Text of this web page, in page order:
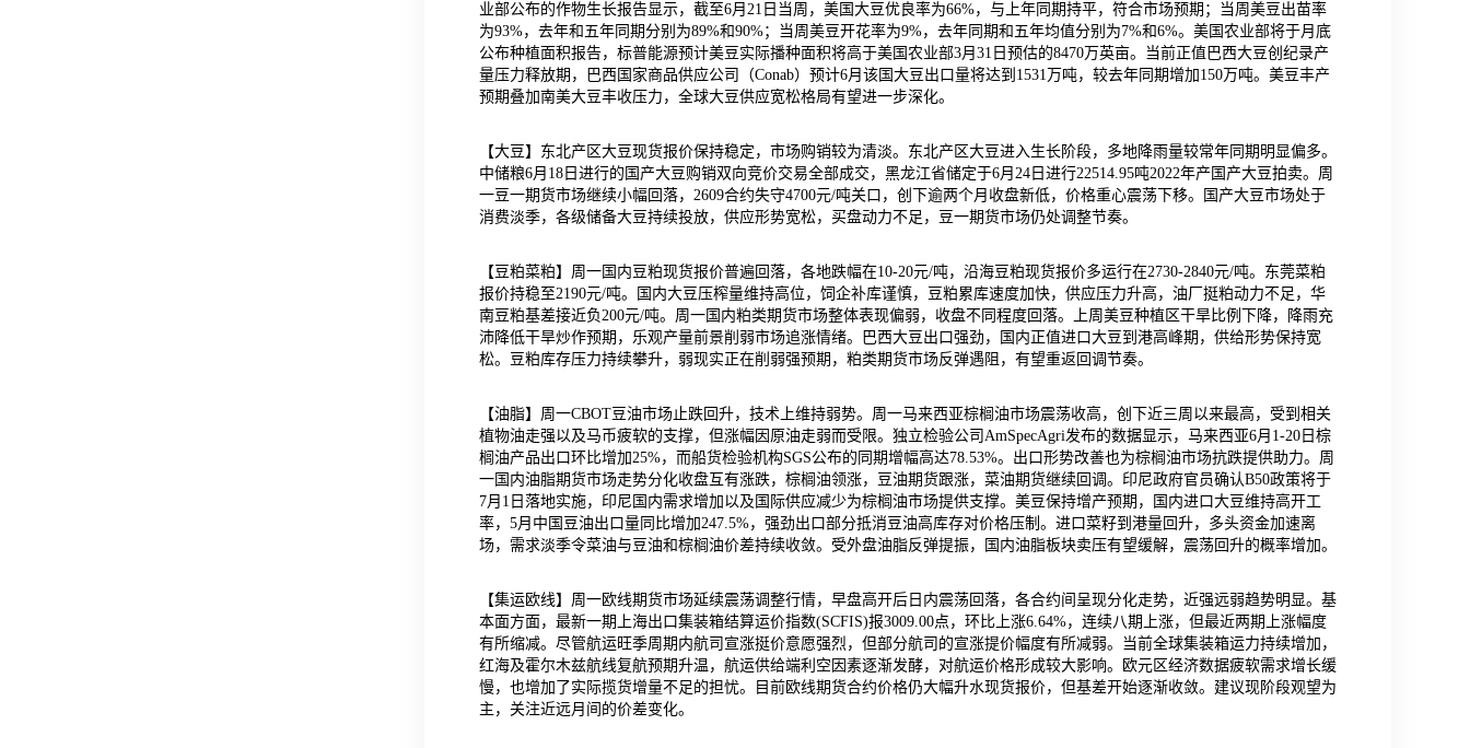
业部公布的作物生长报告显示，截至6月21日当周，美国大豆优良率为66%，与上年同期持平，符合市场预期；当周美豆出苗率
为93%，去年和五年同期分别为89%和90%；当周美豆开花率为9%，去年同期和五年均值分别为7%和6%。美国农业部将于月底
公布种植面积报告，标普能源预计美豆实际播种面积将高于美国农业部3月31日预估的8470万英亩。当前正值巴西大豆创纪录产
量压力释放期，巴西国家商品供应公司（Conab）预计6月该国大豆出口量将达到1531万吨，较去年同期增加150万吨。美豆丰产
预期叠加南美大豆丰收压力，全球大豆供应宽松格局有望进一步深化。
【大豆】东北产区大豆现货报价保持稳定，市场购销较为清淡。东北产区大豆进入生长阶段，多地降雨量较常年同期明显偏多。
中储粮6月18日进行的国产大豆购销双向竞价交易全部成交，黑龙江省储定于6月24日进行22514.95吨2022年产国产大豆拍卖。周
一豆一期货市场继续小幅回落，2609合约失守4700元/吨关口，创下逾两个月收盘新低，价格重心震荡下移。国产大豆市场处于
消费淡季，各级储备大豆持续投放，供应形势宽松，买盘动力不足，豆一期货市场仍处调整节奏。
【豆粕菜粕】周一国内豆粕现货报价普遍回落，各地跌幅在10-20元/吨，沿海豆粕现货报价多运行在2730-2840元/吨。东莞菜粕
报价持稳至2190元/吨。国内大豆压榨量维持高位，饲企补库谨慎，豆粕累库速度加快，供应压力升高，油厂挺粕动力不足，华
南豆粕基差接近负200元/吨。周一国内粕类期货市场整体表现偏弱，收盘不同程度回落。上周美豆种植区干旱比例下降，降雨充
沛降低干旱炒作预期，乐观产量前景削弱市场追涨情绪。巴西大豆出口强劲，国内正值进口大豆到港高峰期，供给形势保持宽
松。豆粕库存压力持续攀升，弱现实正在削弱强预期，粕类期货市场反弹遇阻，有望重返回调节奏。
【油脂】周一CBOT豆油市场止跌回升，技术上维持弱势。周一马来西亚棕榈油市场震荡收高，创下近三周以来最高，受到相关
植物油走强以及马币疲软的支撑，但涨幅因原油走弱而受限。独立检验公司AmSpecAgri发布的数据显示，马来西亚6月1-20日棕
榈油产品出口环比增加25%，而船货检验机构SGS公布的同期增幅高达78.53%。出口形势改善也为棕榈油市场抗跌提供助力。周
一国内油脂期货市场走势分化收盘互有涨跌，棕榈油领涨，豆油期货跟涨，菜油期货继续回调。印尼政府官员确认B50政策将于
7月1日落地实施，印尼国内需求增加以及国际供应减少为棕榈油市场提供支撑。美豆保持增产预期，国内进口大豆维持高开工
率，5月中国豆油出口量同比增加247.5%，强劲出口部分抵消豆油高库存对价格压制。进口菜籽到港量回升，多头资金加速离
场，需求淡季令菜油与豆油和棕榈油价差持续收敛。受外盘油脂反弹提振，国内油脂板块卖压有望缓解，震荡回升的概率增加。
【集运欧线】周一欧线期货市场延续震荡调整行情，早盘高开后日内震荡回落，各合约间呈现分化走势，近强远弱趋势明显。基
本面方面，最新一期上海出口集装箱结算运价指数(SCFIS)报3009.00点，环比上涨6.64%，连续八期上涨，但最近两期上涨幅度
有所缩减。尽管航运旺季周期内航司宣涨挺价意愿强烈，但部分航司的宣涨提价幅度有所减弱。当前全球集装箱运力持续增加，
红海及霍尔木兹航线复航预期升温，航运供给端利空因素逐渐发酵，对航运价格形成较大影响。欧元区经济数据疲软需求增长缓
慢，也增加了实际揽货增量不足的担忧。目前欧线期货合约价格仍大幅升水现货报价，但基差开始逐渐收敛。建议现阶段观望为
主，关注近远月间的价差变化。